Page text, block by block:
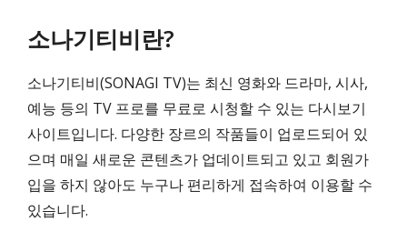
소나기티비란?
소나기티비(SONAGI TV)는 최신 영화와 드라마, 시사,
예능 등의 TV 프로를 무료로 시청할 수 있는 다시보기
사이트입니다. 다양한 장르의 작품들이 업로드되어 있
으며 매일 새로운 콘텐츠가 업데이트되고 있고 회원가
입을 하지 않아도 누구나 편리하게 접속하여 이용할 수
있습니다.